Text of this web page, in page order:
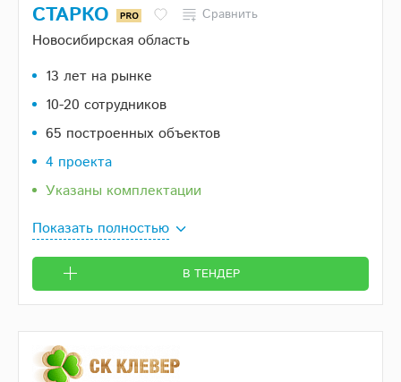
СТАРКО Сравнить
Новосибирская область
13 лет на рынке
10-20 сотрудников
65 построенных объектов
4 проекта
Указаны комплектации
Показать полностью
В ТЕНДЕР